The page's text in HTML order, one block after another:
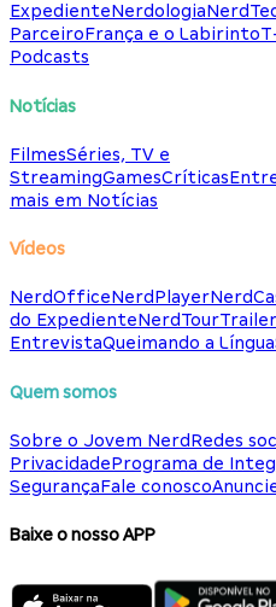
ExpedienteNerdologia
ParceiroFrança e o Labirinto
Podcasts
Notícias
FilmesSéries, TV e
StreamingGamesCríticas
mais em Notícias
Vídeos
NerdOfficeNerdPlayer
do ExpedienteNerdTour
EntrevistaQueimando a Língua
Quem somos
Sobre o Jovem NerdRedes
PrivacidadePrograma de
SegurançaFale conosco
Baixe o nosso APP